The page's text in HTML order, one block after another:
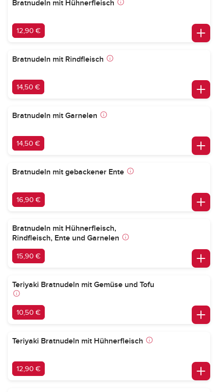
Bratnudeln mit Hühnerfleisch
12,90 €
Bratnudeln mit Rindfleisch
14,50 €
Bratnudeln mit Garnelen
14,50 €
Bratnudeln mit gebackener Ente
16,90 €
Bratnudeln mit Hühnerfleisch,
Rindfleisch, Ente und Garnelen
15,90 €
Teriyaki Bratnudeln mit Gemüse und Tofu
10,50 €
Teriyaki Bratnudeln mit Hühnerfleisch
12,90 €